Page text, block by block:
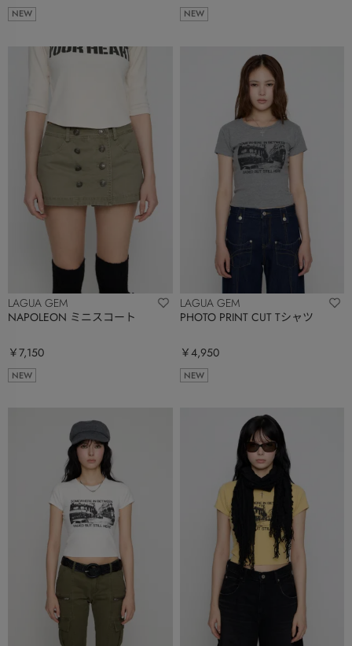
NEW NEW
LAGUA GEM
NAPOLEON ミニスコート
￥7,150
NEW
LAGUA GEM
PHOTO PRINT CUT Tシャツ
￥4,950
NEW